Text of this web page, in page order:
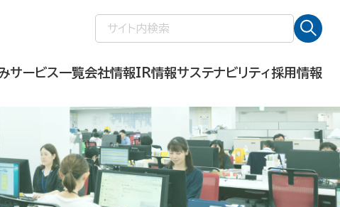
索:
サービス一覧会社情報IR情報サステナビリティ採用情報